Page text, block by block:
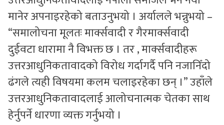
मानेर अपनाइरहेको बताउनुभयो । अर्यालले भन्नुभयो –
“समालोचना मूलतः मार्क्सवादी र गैरमार्क्सवादी
दुईवटा धारामा नै विभक्त छ । तर , मार्क्सवादीहरू
उत्तरआधुनिकतावादको विरोध गर्दागर्दै पनि नजानिँदो
ढंगले त्यही विषयमा कलम चलाइरहेका छन् ।” उहाँले
उत्तरआधुनिकतावादलाई आलोचनात्मक चेतका साथ
हेर्नुपर्ने धारणा व्यक्त गर्नुभयो ।